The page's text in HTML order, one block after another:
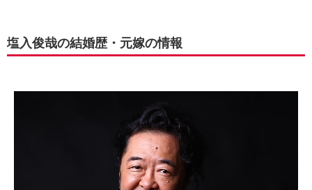
塩入俊哉の結婚歴・元嫁の情報